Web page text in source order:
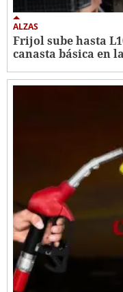
ALZAS
Frijol sube hasta
canasta básica en